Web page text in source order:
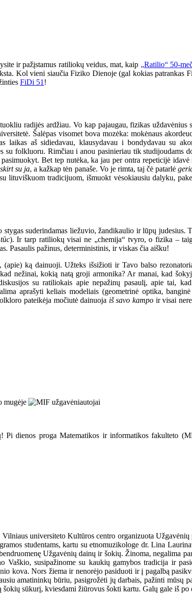
ir pažįstamus ratiliokų veidus, mat, kaip „Ratilio“ 50-
Kol vieni siaučia Fiziko Dienoje (gal kokias patrankas
FiDi 51 !
radijės ardžiau. Vo kap pajaugau, fizikas uždavėnius
Šalėpas visomet bova mozėka: mokėnaus
laikas aš sidiedavau, klausydavau i bondydavau su
su folkluoru. Rimčiau i anou pasinieriau tik studijoudams
Bet tep nutėka, ka jau per ontra repeticijė
su ja,a kažkap tėn panaše. Vo je rimta, taj čė patarlė
lituviškuomtradicijuom, išmuokt vėsokiausiu dalyku,
suderindamas liežuvio, žandikaulio ir lūpų judesius.
). Ir tarp ratiliokų visai ne „chemija“ tvyro, o fizika –
Pasaulis pažinus, deterministinis, ir viskas čia aišku!
ką dainuoji. Užteks išsižioti ir Tavo balso
nežinai, kokią natą groji armonika? Ar manai, kad
su ratiliokais apie nepažinų pasaulį, apie tai,
aprašyti keliais modeliais (geometrinė optika,
pateikėja močiutė dainuoja iš savo kampoir visai
Pi dienos proga Matematikos ir informatikos fakulteto
universiteto Kultūros centro organizuota Užgavėnių
studentams, kartu su etnomuzikologe dr. Lina
Užgavėnių dainų ir šokių. Žinoma, negalima
susipažinome su kaukių gamybos tradicija ir
kova. Nors žiema ir nenorėjo pasiduoti ir į pagalbą
amatininkų būriu, pasigrožėti jų darbais, pažinti mūsų
sūkurį, kviesdami žiūrovus šokti kartu. Galų gale iš po